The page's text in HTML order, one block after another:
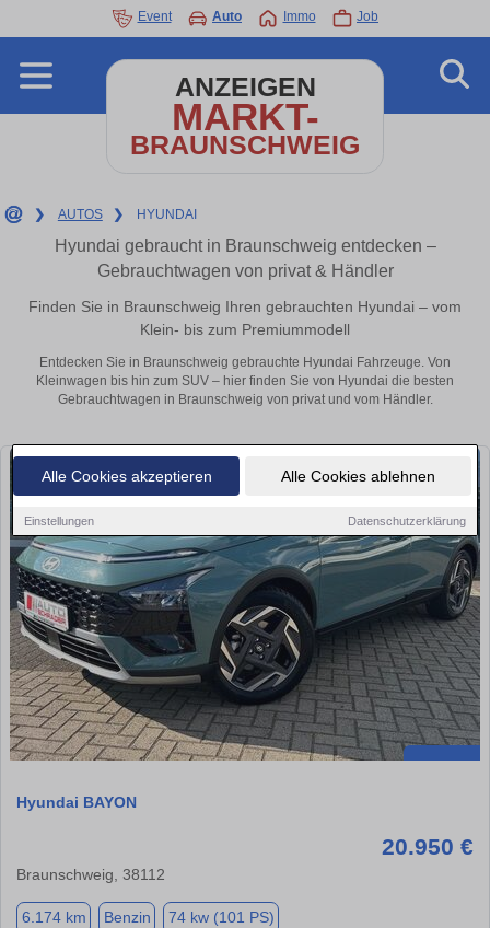
Alle Cookies akzeptieren Alle Cookies ablehnen
Einstellungen Datenschutzerklärung
Event Auto Immo Job
ANZEIGEN
MARKT-
BRAUNSCHWEIG
❯ AUTOS ❯ HYUNDAI
Hyundai gebraucht in Braunschweig entdecken –
Gebrauchtwagen von privat & Händler
Finden Sie in Braunschweig Ihren gebrauchten Hyundai – vom
Klein- bis zum Premiummodell
Entdecken Sie in Braunschweig gebrauchte Hyundai Fahrzeuge. Von
Kleinwagen bis hin zum SUV – hier finden Sie von Hyundai die besten
Gebrauchtwagen in Braunschweig von privat und vom Händler.
Hyundai BAYON
20.950 €
Braunschweig, 38112
6.174 km Benzin 74 kw (101 PS)